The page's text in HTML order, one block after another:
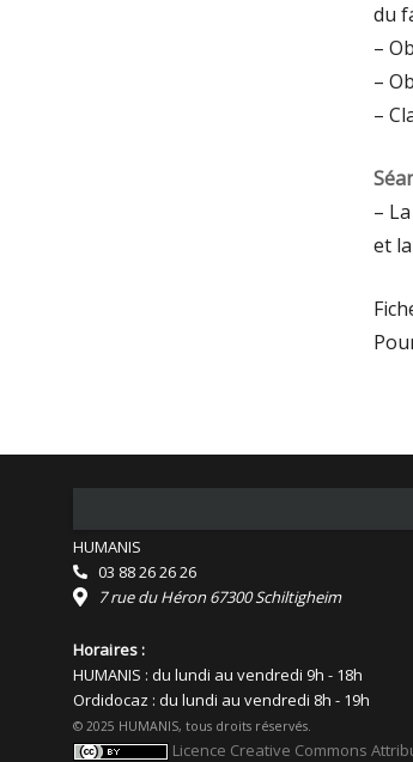
du
–
–
–
–
et
HUMANIS
03 88 26 26 26
7 rue du Héron 67300 Schiltigheim
Horaires :
HUMANIS : du lundi au vendredi 9h - 18h
Ordidocaz : du lundi au vendredi 8h - 19h
© 2025 HUMANIS, tous droits réservés.
Licence Creative Commons